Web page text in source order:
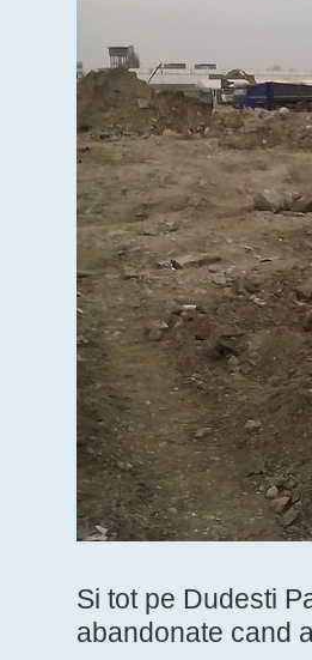
Si tot pe Dudesti
abandonate cand